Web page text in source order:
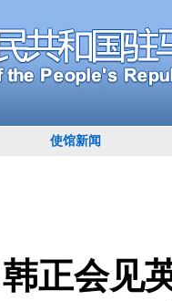
使馆新闻
韩正会见